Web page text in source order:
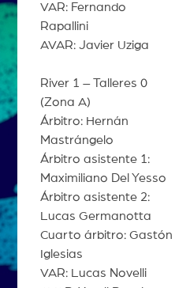
VAR: Fernando
Rapallini
AVAR: Javier Uziga
River 1 – Talleres 0
(Zona A)
Árbitro: Hernán
Mastrángelo
Árbitro asistente 1:
Maximiliano Del Yesso
Árbitro asistente 2:
Lucas Germanotta
Cuarto árbitro: Gastón
Iglesias
VAR: Lucas Novelli